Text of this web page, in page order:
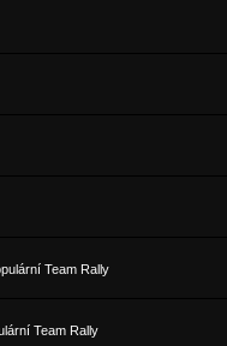
Team Rally
Team Rally